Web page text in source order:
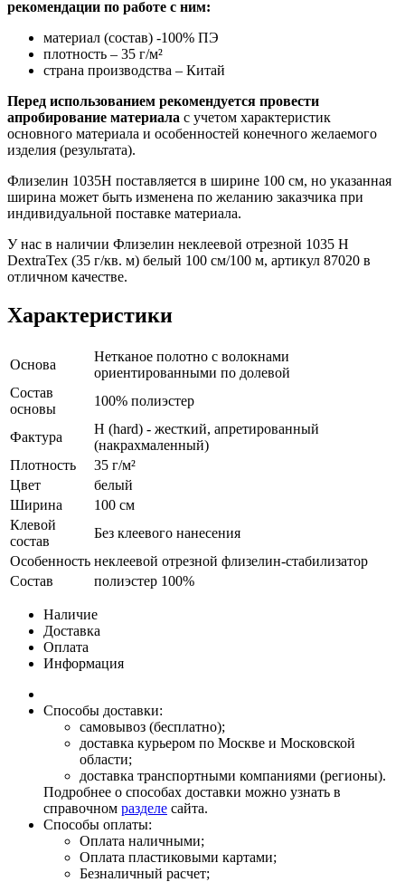
рекомендации по работе с ним:
материал (состав) -100% ПЭ
плотность – 35 г/м²
страна производства – Китай
Перед использованием рекомендуется провести
апробирование материала с учетом характеристик
основного материала и особенностей конечного желаемого
изделия (результата).
Флизелин 1035H поставляется в ширине 100 см, но указанная
ширина может быть изменена по желанию заказчика при
индивидуальной поставке материала.
У нас в наличии Флизелин неклеевой отрезной 1035 H
DextraTex (35 г/кв. м) белый 100 см/100 м, артикул 87020 в
отличном качестве.
Характеристики
Основа
Нетканое полотно с волокнами
ориентированными по долевой
Состав
основы
100% полиэстер
Фактура
H (hard) - жесткий, апретированный
(накрахмаленный)
Плотность
35 г/м²
Цвет
белый
Ширина
100 см
Клевой
состав
Без клеевого нанесения
Особенность неклеевой отрезной флизелин-стабилизатор
Состав
полиэстер 100%
Наличие
Доставка
Оплата
Информация
Способы доставки:
самовывоз (бесплатно);
доставка курьером по Москве и Московской
области;
доставка транспортными компаниями (регионы).
Подробнее о способах доставки можно узнать в
справочном разделе сайта.
Способы оплаты:
Оплата наличными;
Оплата пластиковыми картами;
Безналичный расчет;